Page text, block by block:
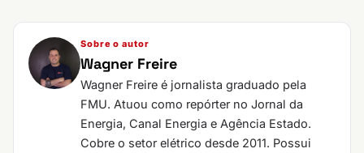
Sobre o autor
Wagner Freire
Wagner Freire é jornalista graduado pela
FMU. Atuou como repórter no Jornal da
Energia, Canal Energia e Agência Estado.
Cobre o setor elétrico desde 2011. Possui